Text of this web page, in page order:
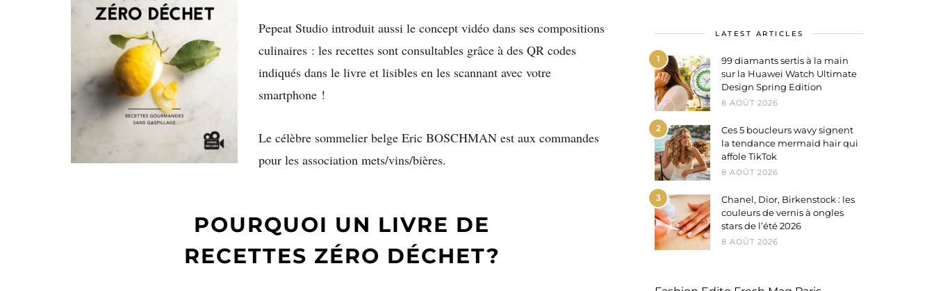
Pepeat Studio introduit aussi le concept vidéo dans ses compositions
culinaires : les recettes sont consultables grâce à des QR codes
indiqués dans le livre et lisibles en les scannant avec votre
smartphone !
Le célèbre sommelier belge Eric BOSCHMAN est aux commandes
pour les association mets/vins/bières.
POURQUOI UN LIVRE DE
RECETTES ZÉRO DÉCHET?
LATEST ARTICLES
1
99 diamants sertis à la main
sur la Huawei Watch Ultimate
Design Spring Edition
8 AOÛT 2026
2
Ces 5 boucleurs wavy signent
la tendance mermaid hair qui
affole TikTok
8 AOÛT 2026
3
Chanel, Dior, Birkenstock : les
couleurs de vernis à ongles
stars de l’été 2026
8 AOÛT 2026